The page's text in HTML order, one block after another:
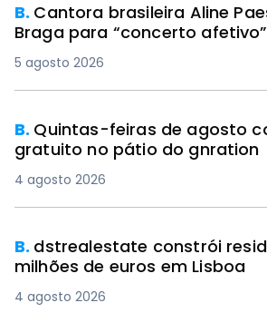
B. Cantora brasileira Aline
Braga para “concerto afetivo”
5 agosto 2026
B. Quintas-feiras de agosto
gratuito no pátio do gnration
4 agosto 2026
B. dstrealestate constrói
milhões de euros em Lisboa
4 agosto 2026